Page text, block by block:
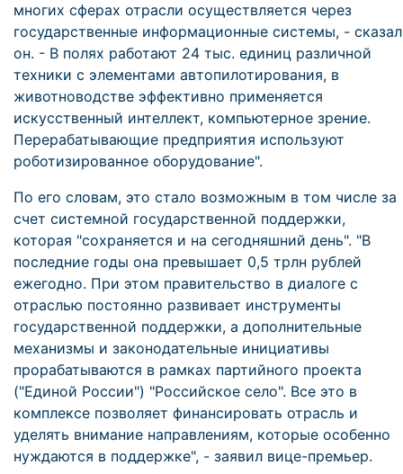
многих сферах отрасли осуществляется через
государственные информационные системы, - сказал
он. - В полях работают 24 тыс. единиц различной
техники с элементами автопилотирования, в
животноводстве эффективно применяется
искусственный интеллект, компьютерное зрение.
Перерабатывающие предприятия используют
роботизированное оборудование".
По его словам, это стало возможным в том числе за
счет системной государственной поддержки,
которая "сохраняется и на сегодняшний день". "В
последние годы она превышает 0,5 трлн рублей
ежегодно. При этом правительство в диалоге с
отраслью постоянно развивает инструменты
государственной поддержки, а дополнительные
механизмы и законодательные инициативы
прорабатываются в рамках партийного проекта
("Единой России") "Российское село". Все это в
комплексе позволяет финансировать отрасль и
уделять внимание направлениям, которые особенно
нуждаются в поддержке", - заявил вице-премьер.